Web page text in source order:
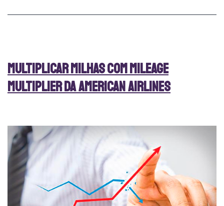
Multiplicar milhas com Mileage
Multiplier da American Airlines